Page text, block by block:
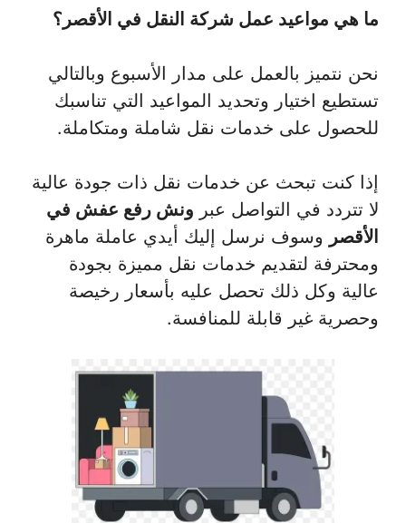
ما هي مواعيد عمل شركة النقل في الأقصر؟
نحن نتميز بالعمل على مدار الأسبوع وبالتالي
تستطيع اختيار وتحديد المواعيد التي تناسبك
للحصول على خدمات نقل شاملة ومتكاملة.
إذا كنت تبحث عن خدمات نقل ذات جودة عالية
لا تتردد في التواصل عبر ونش رفع عفش في
الأقصر وسوف نرسل إليك أيدي عاملة ماهرة
ومحترفة لتقديم خدمات نقل مميزة بجودة
عالية وكل ذلك تحصل عليه بأسعار رخيصة
وحصرية غير قابلة للمنافسة.